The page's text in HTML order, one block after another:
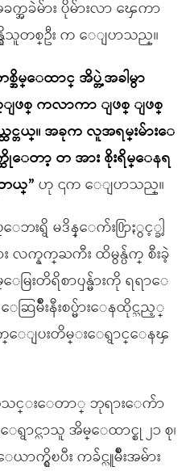
က္အခဲမ်ား ပိုမ်ားလာ ေၾကာ
တစ္ဦး က ေျပာသည္။
စ္အိမ္ေထာင္ အိပ္တဲ့အခါမွာ
ျဖစ္ ကလာကာ ျဖစ္ ျဖစ္
တယ္။ အခုက လူအရမ္းမ်ားေ
ေတာ့ တ အား စိုးရိမ္ေနရ
ယ္” ဟု ၎က ေျပာသည္။
းရွိ မဒိန္ေက်း႐ြာႏွင့္ခါ့
လက္နက္ႀကီး ထိမွန္ပ်က္ စီးခဲ့
မြးတိရိစာၦန္မ်ားကို ရရာေ
ြမ်ိဳးနီးစပ္မ်ားေနထိုင္သည့္
ြက္ေျပးတိမ္းေရွာင္ေနၾ
င္းေတာ္ ဘုရားေက်ာ
င္လာသူ အိမ္ေထာင္စု ၂၁ စု၊
က္ရွိၿပီး ကခ်င္လူမ်ိဳးအမ်ား